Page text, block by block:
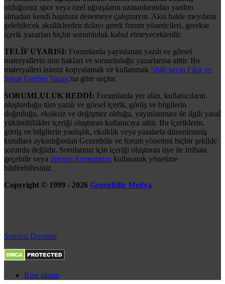
olduğunuz spor veya özel uğraşıların uzmanlarından yardım
almadan kendi başınıza denemeye çalışmayın. Aksi halde meydana
gelebilecek aksiliklerden dolayı gerek forum yöneticileri, gerekse
içerik yazarları hiçbir sorumluluk kabul etmeyeceklerdir.
TELİF UYARISI: Forumlarda yayınlanan yazılı ve görsel
materyallerin tüm hakları ve sorumluluğu yazarlarına aittir. Bu
materyalleri izinsiz kopyalamak ve kullanmak 5846 sayılı Fikir ve
Sanat Eserleri Yasası'na göre suçtur.
SORUMLULUK REDDİ: Forumlarda yer alan, kullanıcıların
oluşturduğu tüm yazılı ve görsel içerik, görüş ve bilgilerin
doğruluğu, eksiksiz ve değişmez olduğu, yayınlanması ile ilgili yasal
yükümlülükler içeriği oluşturan kullanıcıya aittir. Bu içeriklerin,
görüş ve bilgilerin yanlışlık, eksiklik veya yasalarla düzenlenmiş
kurallara aykırılığından Gezenbilir ve forum yönetimi hiçbir şekilde
sorumlu değildir. Sorularınız için içeriği oluşturan üye ile irtibata
geçebilir veya iletişim formumuzu kullanarak yönetime
bildirebilirsiniz.
Copyright © 1999 - 2026 GezenBilir Medya
Sunucu Durumu
Bize ulaşın